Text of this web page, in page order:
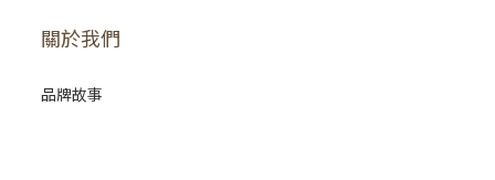
關於我們
品牌故事